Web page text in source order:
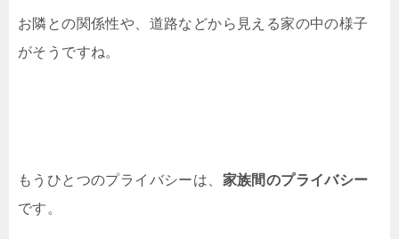
お隣との関係性や、道路などから見える家の中の様子
がそうですね。
もうひとつのプライバシーは、 家族間のプライバシー
です。